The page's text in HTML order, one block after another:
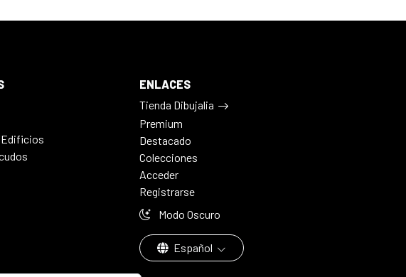
ENLACES
Tienda Dibujalia
Premium
Destacado
Colecciones
Acceder
Registrarse
Modo Oscuro
Español